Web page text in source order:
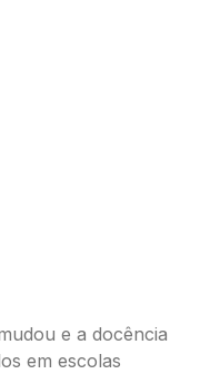
e a docência
em escolas